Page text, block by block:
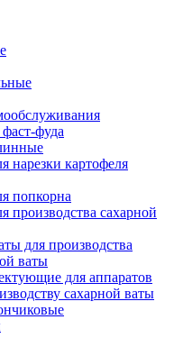
фуда
нарезки картофеля
попкорна
производства сахарной
для производства
ваты
для аппаратов
сахарной ваты